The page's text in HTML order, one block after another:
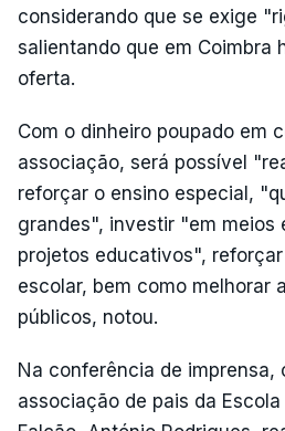
considerando que se exige
salientando que em Coimbra
oferta.
Com o dinheiro poupado em
associação, será possível
reforçar o ensino especial,
grandes", investir "em meios
projetos educativos", reforçar
escolar, bem como melhorar
públicos, notou.
Na conferência de imprensa,
associação de pais da